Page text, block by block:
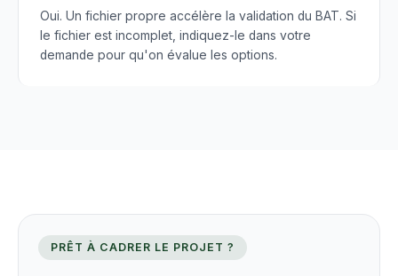
Oui. Un fichier propre accélère la validation du BAT. Si
le fichier est incomplet, indiquez-le dans votre
demande pour qu'on évalue les options.
PRÊT À CADRER LE PROJET ?